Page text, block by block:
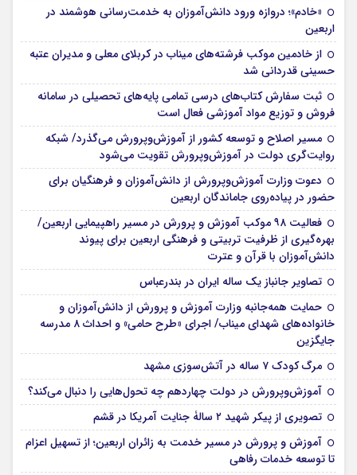
«خادم»؛ دروازه ورود دانش‌آموزان به خدمت‌رسانی هوشمند در
اربعین
از خادمین موکب فرشته‌های میناب در کربلای معلی و مدیران عتبه
حسینی قدردانی شد
ثبت سفارش کتاب‌های درسی تمامی پایه‌های تحصیلی در سامانه
فروش و توزیع مواد آموزشی فعال است
مسیر اصلاح و توسعه کشور از آموزش‌وپرورش می‌گذرد/ شبکه
روایت‌‌گری دولت در آموزش‌وپرورش تقویت می‌شود
دعوت وزارت آموزش‌وپرورش از دانش‌آموزان و فرهنگیان برای
حضور در پیاده‌روی جاماندگان اربعین
فعالیت ۹۸ موکب آموزش و پرورش در مسیر راهپیمایی اربعین/
بهره‌گیری از ظرفیت تربیتی و فرهنگی اربعین برای پیوند
دانش‌آموزان با قرآن و عترت
تصاویر جانباز یک ساله ایران در بندرعباس
حمایت همه‌جانبه وزارت آموزش و پرورش از دانش‌آموزان و
خانواده‌های شهدای میناب/ اجرای «طرح حامی» و احداث ۸ مدرسه
جایگزین
مرگ کودک ۷ ساله در آتش‌سوزی مشهد
آموزش‌وپرورش در دولت چهاردهم چه تحول‌هایی را دنبال می‌کند؟
تصویری از پیکر شهید ۲ سالۀ جنایت آمریکا در قشم
آموزش و پرورش در مسیر خدمت به زائران اربعین؛ از تسهیل اعزام
تا توسعه خدمات رفاهی